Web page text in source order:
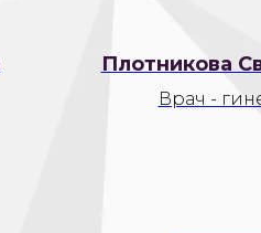
Плотникова
Врач -